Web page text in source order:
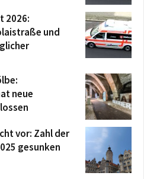
2026:
und
neue
vor: Zahl der
gesunken